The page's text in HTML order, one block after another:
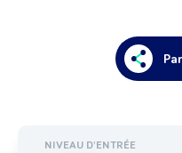
NIVEAU D'ENTRÉE